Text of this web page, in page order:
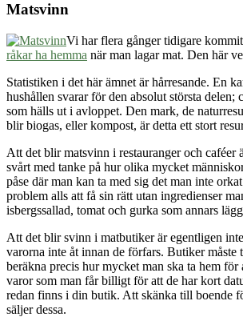
Matsvinn
Vi har flera gånger tidigare
råkar ha hemma när man lagar mat. Den här
Statistiken i det här ämnet är hårresande. En
hushållen svarar för den absolut största
som hälls ut i avloppet. Den mark, de
blir biogas, eller kompost, är detta ett stort
Att det blir matsvinn i restauranger och caféer
svårt med tanke på hur olika mycket
påse där man kan ta med sig det man inte
problem alls att få sin rätt utan ingredienser
isbergssallad, tomat och gurka som annars
Att det blir svinn i matbutiker är egentligen
varorna inte åt innan de förfars. Butiker
beräkna precis hur mycket man ska ta hem
varor som man får billigt för att de har kort
redan finns i din butik. Att skänka till boende
säljer dessa.